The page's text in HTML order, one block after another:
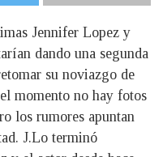
Jennifer Lopez y
dando una segunda
su noviazgo de
momento no hay fotos
los rumores apuntan
J.Lo terminó